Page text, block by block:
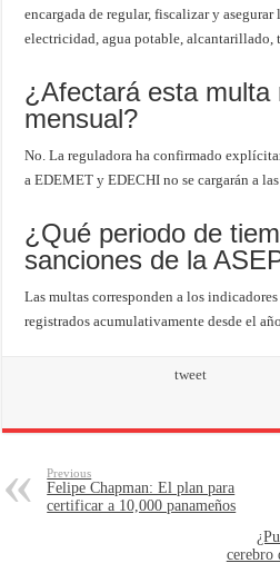
encargada de regular, fiscalizar y
electricidad, agua potable, alcantarillado,
¿Afectará esta multa
mensual?
No. La reguladora ha confirmado
a EDEMET y EDECHI no se cargarán a
¿Qué periodo de
sanciones de la
Las multas corresponden a los
registrados acumulativamente desde el
tweet
Previous
Felipe Chapman: El plan para
certificar a 10,000 panameños
cerebro